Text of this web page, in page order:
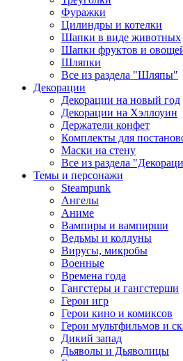
Фуражки
Цилиндры и котелки
Шапки в виде животных
Шапки фруктов и
Шляпки
Все из раздела "Шляпы"
Декорации
Декорации на новый год
Декорации на Хэллоуин
Держатели конфет
Комплекты для
Маски на стену
Все из раздела
Темы и персонажи
Steampunk
Ангелы
Аниме
Вампиры и вампирши
Ведьмы и колдуны
Вирусы, микробы
Военные
Времена года
Гангстеры и гангстерши
Герои игр
Герои кино и комиксов
Герои мультфильмов и
Дикий запад
Дьяволы и Дьяволицы